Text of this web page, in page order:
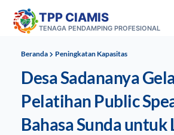
TPP CIAMIS
TENAGA PENDAMPING PROFESIONAL
Beranda Peningkatan Kapasitas
Desa Sadananya
Pelatihan Public
Bahasa Sunda untuk